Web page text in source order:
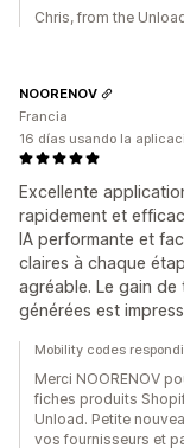
Chris, from the
Excellente
rapidement et
IA performante et
claires à chaque
agréable. Le gain
générées est
NOORENOV
Francia
16 días usando la
Mobility codes
Merci NOORENOV
fiches produits
Unload. Petite
vos fournisseurs et